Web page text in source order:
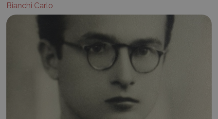
Bianchi Carlo